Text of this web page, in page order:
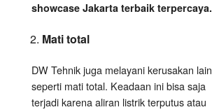
showcase Jakarta terbaik terpercaya.
Mati total
DW Tehnik juga melayani kerusakan lain
seperti mati total. Keadaan ini bisa saja
terjadi karena aliran listrik terputus atau